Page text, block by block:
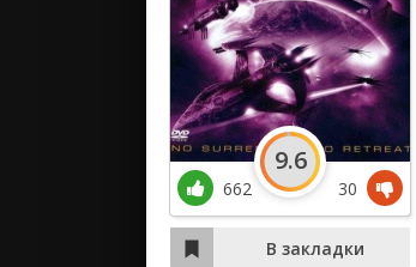
662
9.6
30